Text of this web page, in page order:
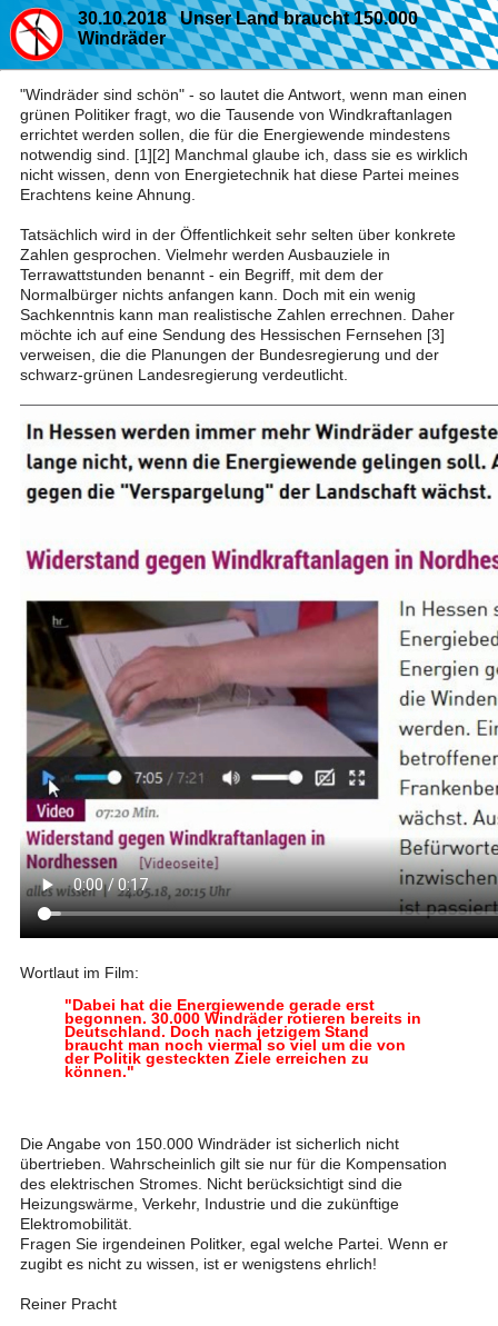
30.10.2018 Unser Land braucht 150.000
Windräder
"Windräder sind schön" - so lautet die Antwort, wenn man einen
grünen Politiker fragt, wo die Tausende von Windkraftanlagen
errichtet werden sollen, die für die Energiewende mindestens
notwendig sind. [1][2] Manchmal glaube ich, dass sie es wirklich
nicht wissen, denn von Energietechnik hat diese Partei meines
Erachtens keine Ahnung.
Tatsächlich wird in der Öffentlichkeit sehr selten über konkrete
Zahlen gesprochen. Vielmehr werden Ausbauziele in
Terrawattstunden benannt - ein Begriff, mit dem der
Normalbürger nichts anfangen kann. Doch mit ein wenig
Sachkenntnis kann man realistische Zahlen errechnen. Daher
möchte ich auf eine Sendung des Hessischen Fernsehen [3]
verweisen, die die Planungen der Bundesregierung und der
schwarz-grünen Landesregierung verdeutlicht.
Wortlaut im Film:
"Dabei hat die Energiewende gerade erst
begonnen. 30.000 Windräder rotieren bereits in
Deutschland. Doch nach jetzigem Stand
braucht man noch viermal so viel um die von
der Politik gesteckten Ziele erreichen zu
können."
Die Angabe von 150.000 Windräder ist sicherlich nicht
übertrieben. Wahrscheinlich gilt sie nur für die Kompensation
des elektrischen Stromes. Nicht berücksichtigt sind die
Heizungswärme, Verkehr, Industrie und die zukünftige
Elektromobilität.
Fragen Sie irgendeinen Politker, egal welche Partei. Wenn er
zugibt es nicht zu wissen, ist er wenigstens ehrlich!
Reiner Pracht